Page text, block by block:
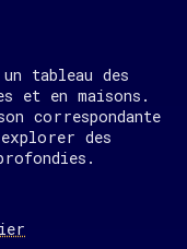
tableau des
et en maisons.
correspondante
des